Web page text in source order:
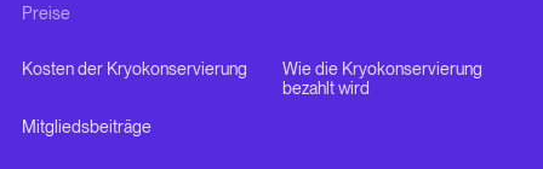
Preise
Kosten der Kryokonservierung
Wie die Kryokonservierung
bezahlt wird
Mitgliedsbeiträge